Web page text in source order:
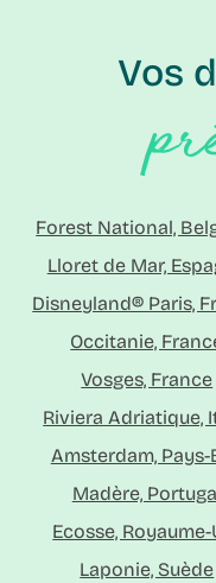
Forest National,
Lloret de Mar,
Disneyland® Paris,
Occitanie,
Vosges, France
Riviera Adriatique,
Amsterdam, Pays-
Madère,
Ecosse,
Laponie, Suède